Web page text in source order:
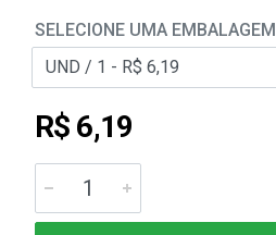
SELECIONE UMA EMBALAGEM
R$ 6,19